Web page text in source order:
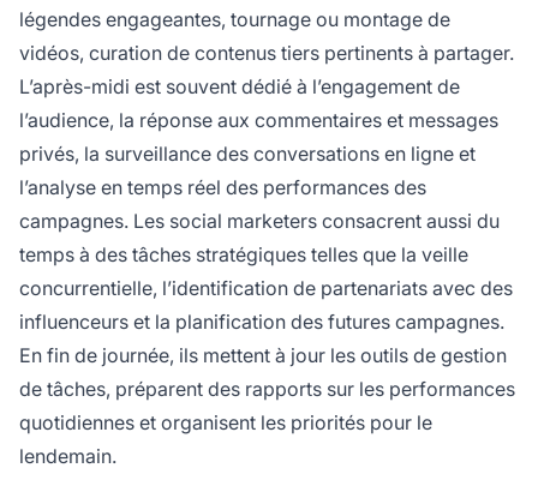
légendes engageantes, tournage ou montage de
vidéos, curation de contenus tiers pertinents à partager.
L’après-midi est souvent dédié à l’engagement de
l’audience, la réponse aux commentaires et messages
privés, la surveillance des conversations en ligne et
l’analyse en temps réel des performances des
campagnes. Les social marketers consacrent aussi du
temps à des tâches stratégiques telles que la veille
concurrentielle, l’identification de partenariats avec des
influenceurs et la planification des futures campagnes.
En fin de journée, ils mettent à jour les outils de gestion
de tâches, préparent des rapports sur les performances
quotidiennes et organisent les priorités pour le
lendemain.